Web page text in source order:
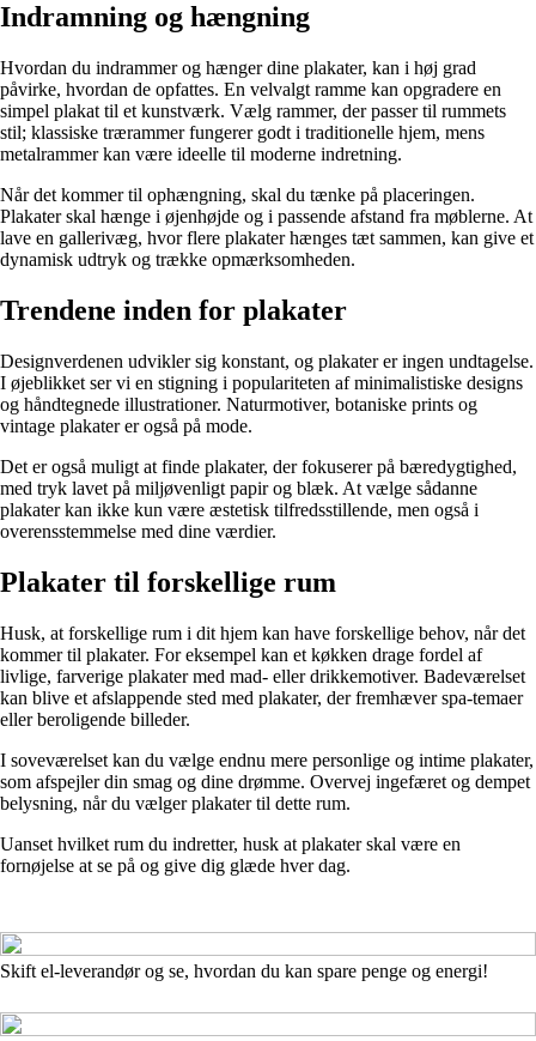
Indramning og hængning
Hvordan du indrammer og hænger dine plakater, kan i høj grad
påvirke, hvordan de opfattes. En velvalgt ramme kan opgradere en
simpel plakat til et kunstværk. Vælg rammer, der passer til rummets
stil; klassiske trærammer fungerer godt i traditionelle hjem, mens
metalrammer kan være ideelle til moderne indretning.
Når det kommer til ophængning, skal du tænke på placeringen.
Plakater skal hænge i øjenhøjde og i passende afstand fra møblerne. At
lave en gallerivæg, hvor flere plakater hænges tæt sammen, kan give et
dynamisk udtryk og trække opmærksomheden.
Trendene inden for plakater
Designverdenen udvikler sig konstant, og plakater er ingen undtagelse.
I øjeblikket ser vi en stigning i populariteten af minimalistiske designs
og håndtegnede illustrationer. Naturmotiver, botaniske prints og
vintage plakater er også på mode.
Det er også muligt at finde plakater, der fokuserer på bæredygtighed,
med tryk lavet på miljøvenligt papir og blæk. At vælge sådanne
plakater kan ikke kun være æstetisk tilfredsstillende, men også i
overensstemmelse med dine værdier.
Plakater til forskellige rum
Husk, at forskellige rum i dit hjem kan have forskellige behov, når det
kommer til plakater. For eksempel kan et køkken drage fordel af
livlige, farverige plakater med mad- eller drikkemotiver. Badeværelset
kan blive et afslappende sted med plakater, der fremhæver spa-temaer
eller beroligende billeder.
I soveværelset kan du vælge endnu mere personlige og intime plakater,
som afspejler din smag og dine drømme. Overvej ingefæret og dempet
belysning, når du vælger plakater til dette rum.
Uanset hvilket rum du indretter, husk at plakater skal være en
fornøjelse at se på og give dig glæde hver dag.
Skift el-leverandør og se, hvordan du kan spare penge og energi!